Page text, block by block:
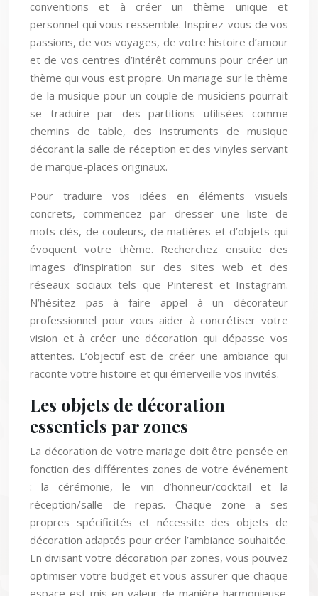
personnel qui vous ressemble. Inspirez-vous de vos
passions, de vos voyages, de votre histoire d’amour
et de vos centres d’intérêt communs pour créer un
thème qui vous est propre. Un mariage sur le thème
de la musique pour un couple de musiciens pourrait
se traduire par des partitions utilisées comme
chemins de table, des instruments de musique
décorant la salle de réception et des vinyles servant
de marque-places originaux.
Pour traduire vos idées en éléments visuels
concrets, commencez par dresser une liste de
mots-clés, de couleurs, de matières et d’objets qui
évoquent votre thème. Recherchez ensuite des
images d’inspiration sur des sites web et des
réseaux sociaux tels que Pinterest et Instagram.
N’hésitez pas à faire appel à un décorateur
professionnel pour vous aider à concrétiser votre
vision et à créer une décoration qui dépasse vos
attentes. L’objectif est de créer une ambiance qui
raconte votre histoire et qui émerveille vos invités.
Les objets de décoration
essentiels par zones
La décoration de votre mariage doit être pensée en
fonction des différentes zones de votre événement
: la cérémonie, le vin d’honneur/cocktail et la
réception/salle de repas. Chaque zone a ses
propres spécificités et nécessite des objets de
décoration adaptés pour créer l’ambiance souhaitée.
En divisant votre décoration par zones, vous pouvez
optimiser votre budget et vous assurer que chaque
espace est mis en valeur de manière harmonieuse.